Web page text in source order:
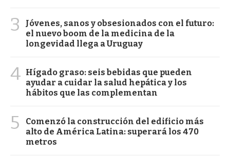
3
Jóvenes, sanos y obsesionados con el futuro:
el nuevo boom de la medicina de la
longevidad llega a Uruguay
4 Hígado graso: seis bebidas que pueden
ayudar a cuidar la salud hepática y los
hábitos que las complementan
5
Comenzó la construcción del edificio más
alto de América Latina: superará los 470
metros